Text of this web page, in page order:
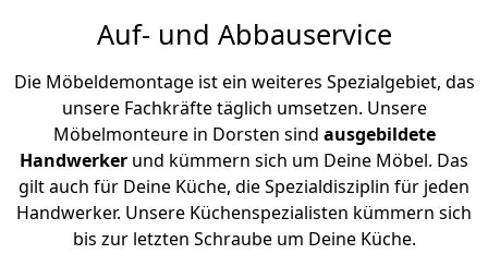
Auf- und Abbauservice
Die Möbeldemontage ist ein weiteres Spezialgebiet, das
unsere Fachkräfte täglich umsetzen. Unsere
Möbelmonteure in Dorsten sind ausgebildete
Handwerker und kümmern sich um Deine Möbel. Das
gilt auch für Deine Küche, die Spezialdisziplin für jeden
Handwerker. Unsere Küchenspezialisten kümmern sich
bis zur letzten Schraube um Deine Küche.